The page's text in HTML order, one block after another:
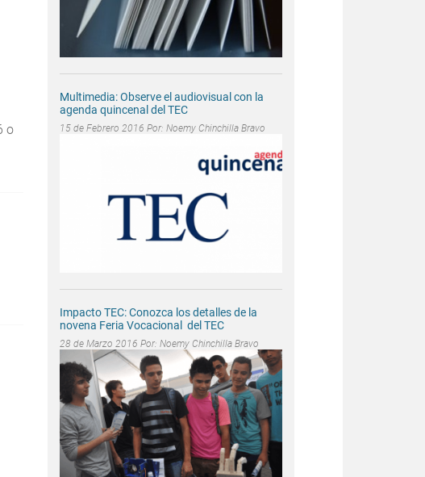
o
Multimedia: Observe el audiovisual con la
agenda quincenal del TEC
15 de Febrero 2016 Por: Noemy Chinchilla Bravo
Impacto TEC: Conozca los detalles de la
novena Feria Vocacional del TEC
28 de Marzo 2016 Por: Noemy Chinchilla Bravo